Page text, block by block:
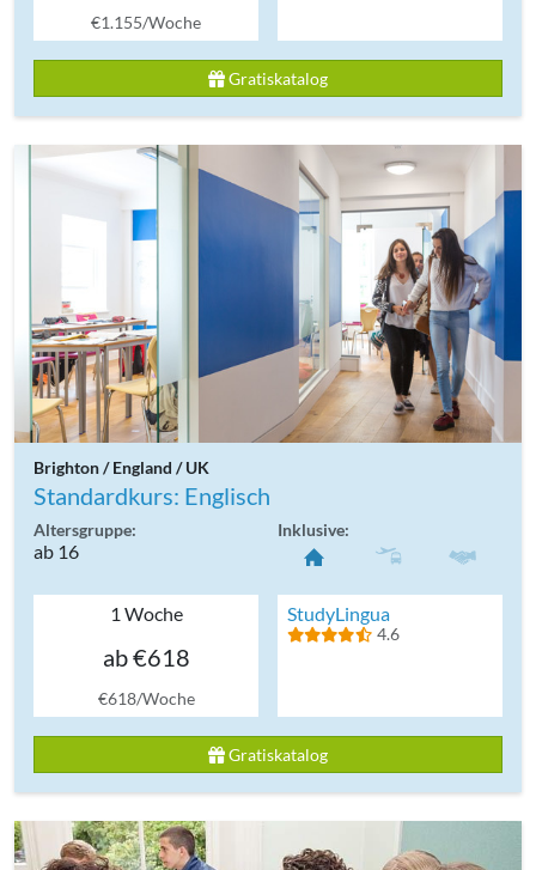
€1.155/Woche
Gratiskatalog
Brighton / England / UK
Standardkurs: Englisch
Altersgruppe:
ab 16
Inklusive:
1 Woche
ab €618
€618/Woche
StudyLingua
4.6
Gratiskatalog